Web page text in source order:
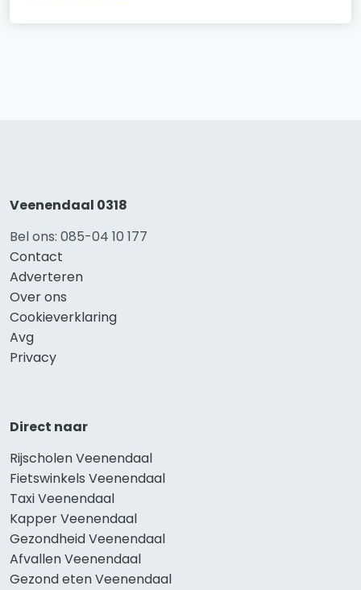
Veenendaal 0318
Bel ons: 085-04 10 177
Contact
Adverteren
Over ons
Cookieverklaring
Avg
Privacy
Direct naar
Rijscholen Veenendaal
Fietswinkels Veenendaal
Taxi Veenendaal
Kapper Veenendaal
Gezondheid Veenendaal
Afvallen Veenendaal
Gezond eten Veenendaal